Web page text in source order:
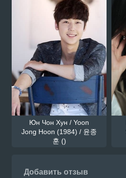
Юн Чон Хун / Yoon
Jong Hoon (1984) / 윤종
훈 ()
Добавить отзыв